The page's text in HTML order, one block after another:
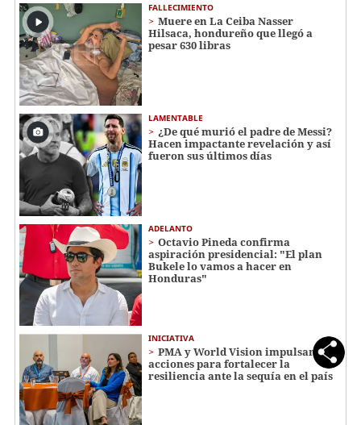
FALLECIMIENTO
Muere en La Ceiba Nasser
Hilsaca, hondureño que llegó a
pesar 630 libras
LAMENTABLE
¿De qué murió el padre de Messi?
Hacen impactante revelación y así
fueron sus últimos días
ADELANTO
Octavio Pineda confirma
aspiración presidencial: "El plan
Bukele lo vamos a hacer en
Honduras"
INICIATIVA
PMA y World Vision impulsan
acciones para fortalecer la
resiliencia ante la sequía en el país